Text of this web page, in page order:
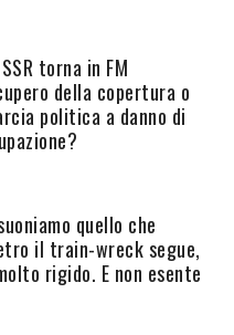
torna in FM
della copertura o
politica a danno di
quello che
il train-wreck segue,
rigido. E non esente